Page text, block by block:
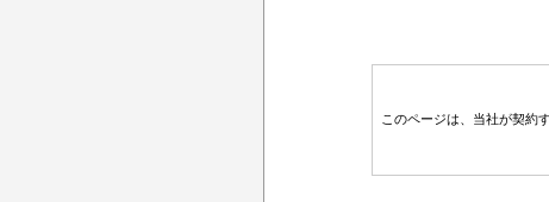
このページは、当社が契約